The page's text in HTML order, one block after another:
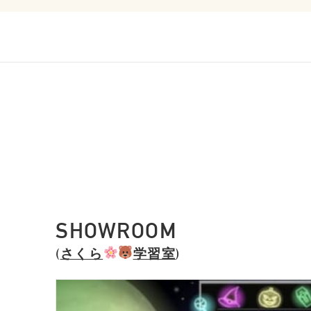
SHOWROOM
(さくら 学習室)